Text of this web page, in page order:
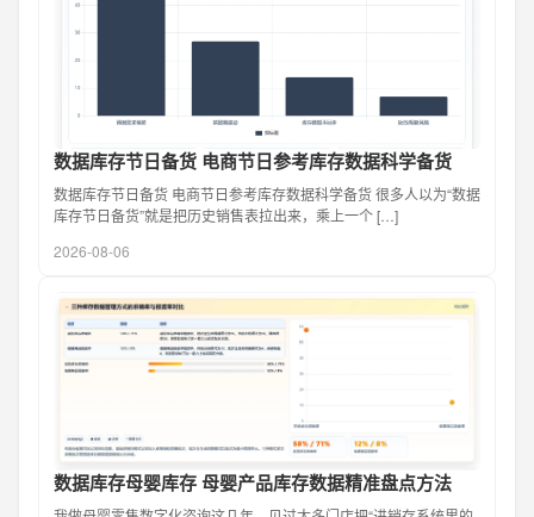
数据库存节日备货 电商节日参考库存数据科学备货
数据库存节日备货 电商节日参考库存数据科学备货 很多人以为“数据
库存节日备货”就是把历史销售表拉出来，乘上一个 […]
2026-08-06
数据库存母婴库存 母婴产品库存数据精准盘点方法